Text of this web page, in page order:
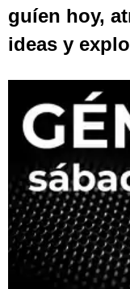
guíen hoy,
ideas y